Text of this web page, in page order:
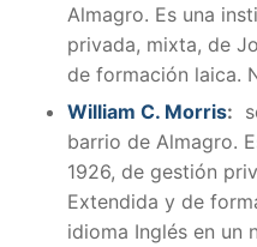
Almagro. Es una
privada, mixta, de
de formación laica.
William C. Morris:
barrio de Almagro.
1926, de gestión
Extendida y de
idioma Inglés en un